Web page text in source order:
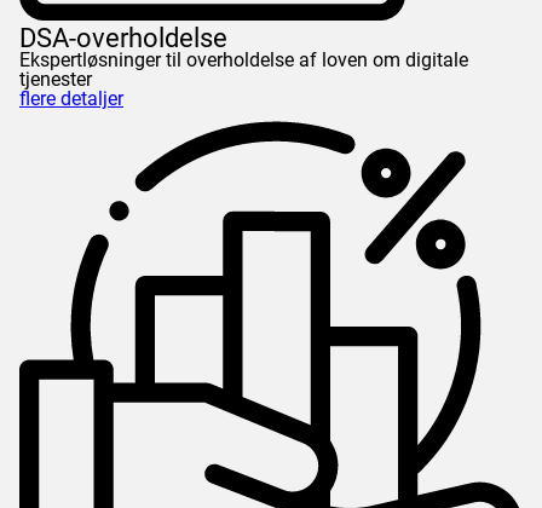
DSA-overholdelse
Ekspertløsninger til overholdelse af loven om digitale
tjenester
flere detaljer